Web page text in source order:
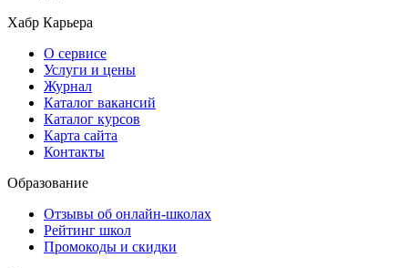
Хабр Карьера
О сервисе
Услуги и цены
Журнал
Каталог вакансий
Каталог курсов
Карта сайта
Контакты
Образование
Отзывы об онлайн-школах
Рейтинг школ
Промокоды и скидки